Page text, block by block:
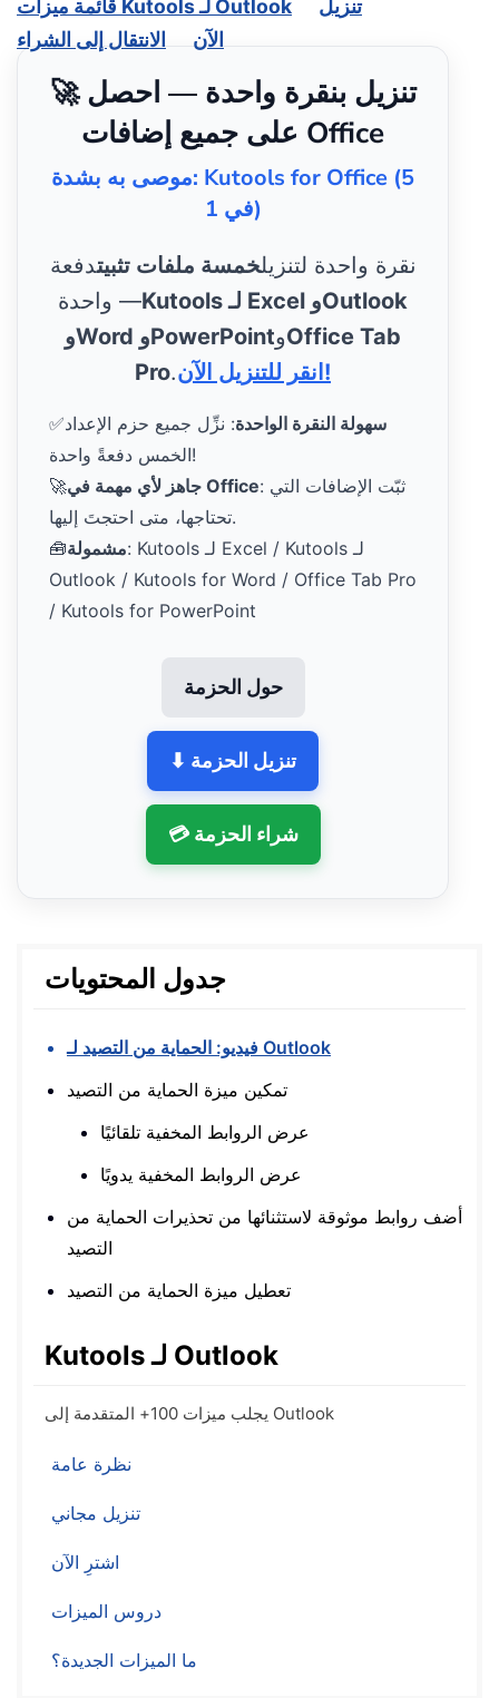
قائمة ميزات Kutools لـ Outlook
تنزيل
الآن
الانتقال إلى الشراء
🚀 تنزيل بنقرة واحدة — احصل
على جميع إضافات Office
موصى به بشدة: Kutools for Office (5
في 1)
نقرة واحدة لتنزيلخمسة ملفات تثبيتدفعة
واحدة —Kutools لـ Excel وOutlook
وWord وPowerPointوOffice Tab
Pro. انقر للتنزيل الآن!
✅ سهولة النقرة الواحدة: نزِّل جميع حزم الإعداد
الخمس دفعةً واحدة!
🚀
جاهز لأي مهمة في Office: ثبّت الإضافات التي
تحتاجها، متى احتجتَ إليها.
🧰مشمولة: Kutools لـ Excel / Kutools لـ
Outlook / Kutools for Word / Office Tab Pro
/ Kutools for PowerPoint
حول الحزمة
⬇ تنزيل الحزمة
💳 شراء الحزمة
جدول المحتويات
فيديو: الحماية من التصيد لـ Outlook
تمكين ميزة الحماية من التصيد
عرض الروابط المخفية تلقائيًا
عرض الروابط المخفية يدويًا
أضف روابط موثوقة لاستثنائها من تحذيرات الحماية من
التصيد
تعطيل ميزة الحماية من التصيد
Kutools لـ Outlook
يجلب ميزات 100+ المتقدمة إلى Outlook
نظرة عامة
تنزيل مجاني
اشترِ الآن
دروس الميزات
ما الميزات الجديدة؟